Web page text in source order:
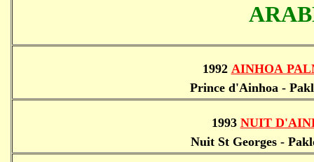
1992 AINHOA
Prince d'Ainhoa -
1993 NUIT
Nuit St Georges -